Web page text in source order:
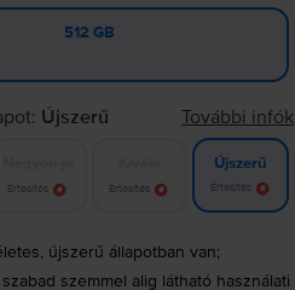
512 GB
Újszerű További infók
Értesítés Értesítés
Újszerű
Értesítés
újszerű állapotban van;
szemmel alig látható használati